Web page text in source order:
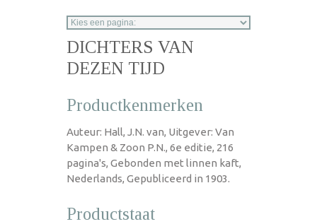
DICHTERS VAN
DEZEN TIJD
Productkenmerken
Auteur: Hall, J.N. van, Uitgever: Van
Kampen & Zoon P.N., 6e editie, 216
pagina's, Gebonden met linnen kaft,
Nederlands, Gepubliceerd in 1903.
Productstaat